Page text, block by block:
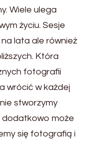
Wiele ulega
życiu. Sesje
lata ale również
Która
fotografii
wrócić w każdej
stworzymy
dodatkowo może
się fotografią i